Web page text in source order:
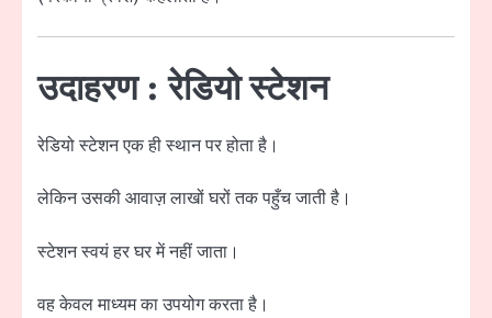
उदाहरण : रेडियो स्टेशन
रेडियो स्टेशन एक ही स्थान पर होता है।
लेकिन उसकी आवाज़ लाखों घरों तक पहुँच जाती है।
स्टेशन स्वयं हर घर में नहीं जाता।
वह केवल माध्यम का उपयोग करता है।